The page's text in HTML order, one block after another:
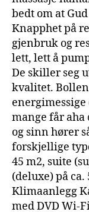
bedt om at
Knapphet på
gjenbruk og
lett, lett å
De skiller seg
kvalitet.
mange får aha
og sinn hører
forskjellige
45 m2, suite
(deluxe) på
Klimaanlegg
med DVD Wi-